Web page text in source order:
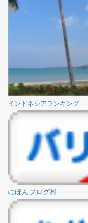
インドネシアランキング
にほんブログ村